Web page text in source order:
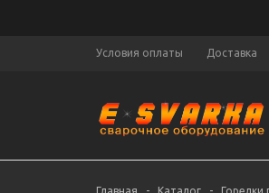
Условия оплаты Доставка